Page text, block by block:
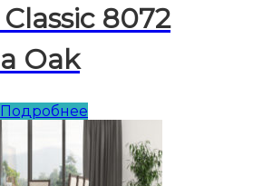
8072
Oak
Подробнее